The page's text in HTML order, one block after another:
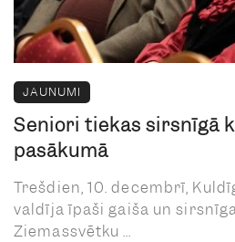
JAUNUMI
Seniori tiekas sirsnīgā
pasākumā
Trešdien, 10. decembrī,
valdīja īpaši gaiša un
Ziemassvētku ...